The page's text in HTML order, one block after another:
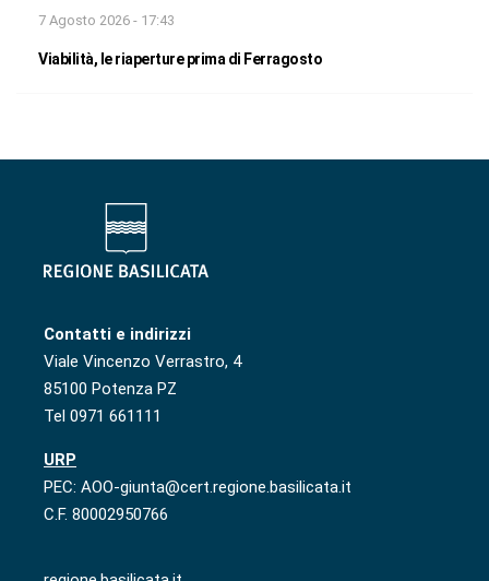
7 Agosto 2026 - 17:43
Viabilità, le riaperture prima di Ferragosto
Contatti e indirizzi
Viale Vincenzo Verrastro, 4
85100 Potenza PZ
Tel 0971 661111
URP
PEC: AOO-giunta@cert.regione.basilicata.it
C.F. 80002950766